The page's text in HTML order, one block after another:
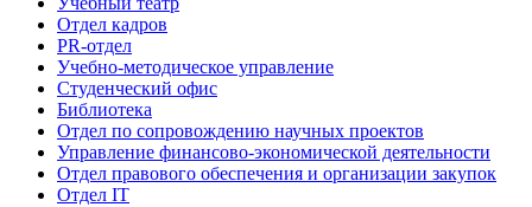
Отдел кадров
PR-отдел
Учебно-методическое управление
Студенческий офис
Библиотека
Отдел по сопровождению научных проектов
Управление финансово-экономической деятельности
Отдел правового обеспечения и организации закупок
Отдел IT